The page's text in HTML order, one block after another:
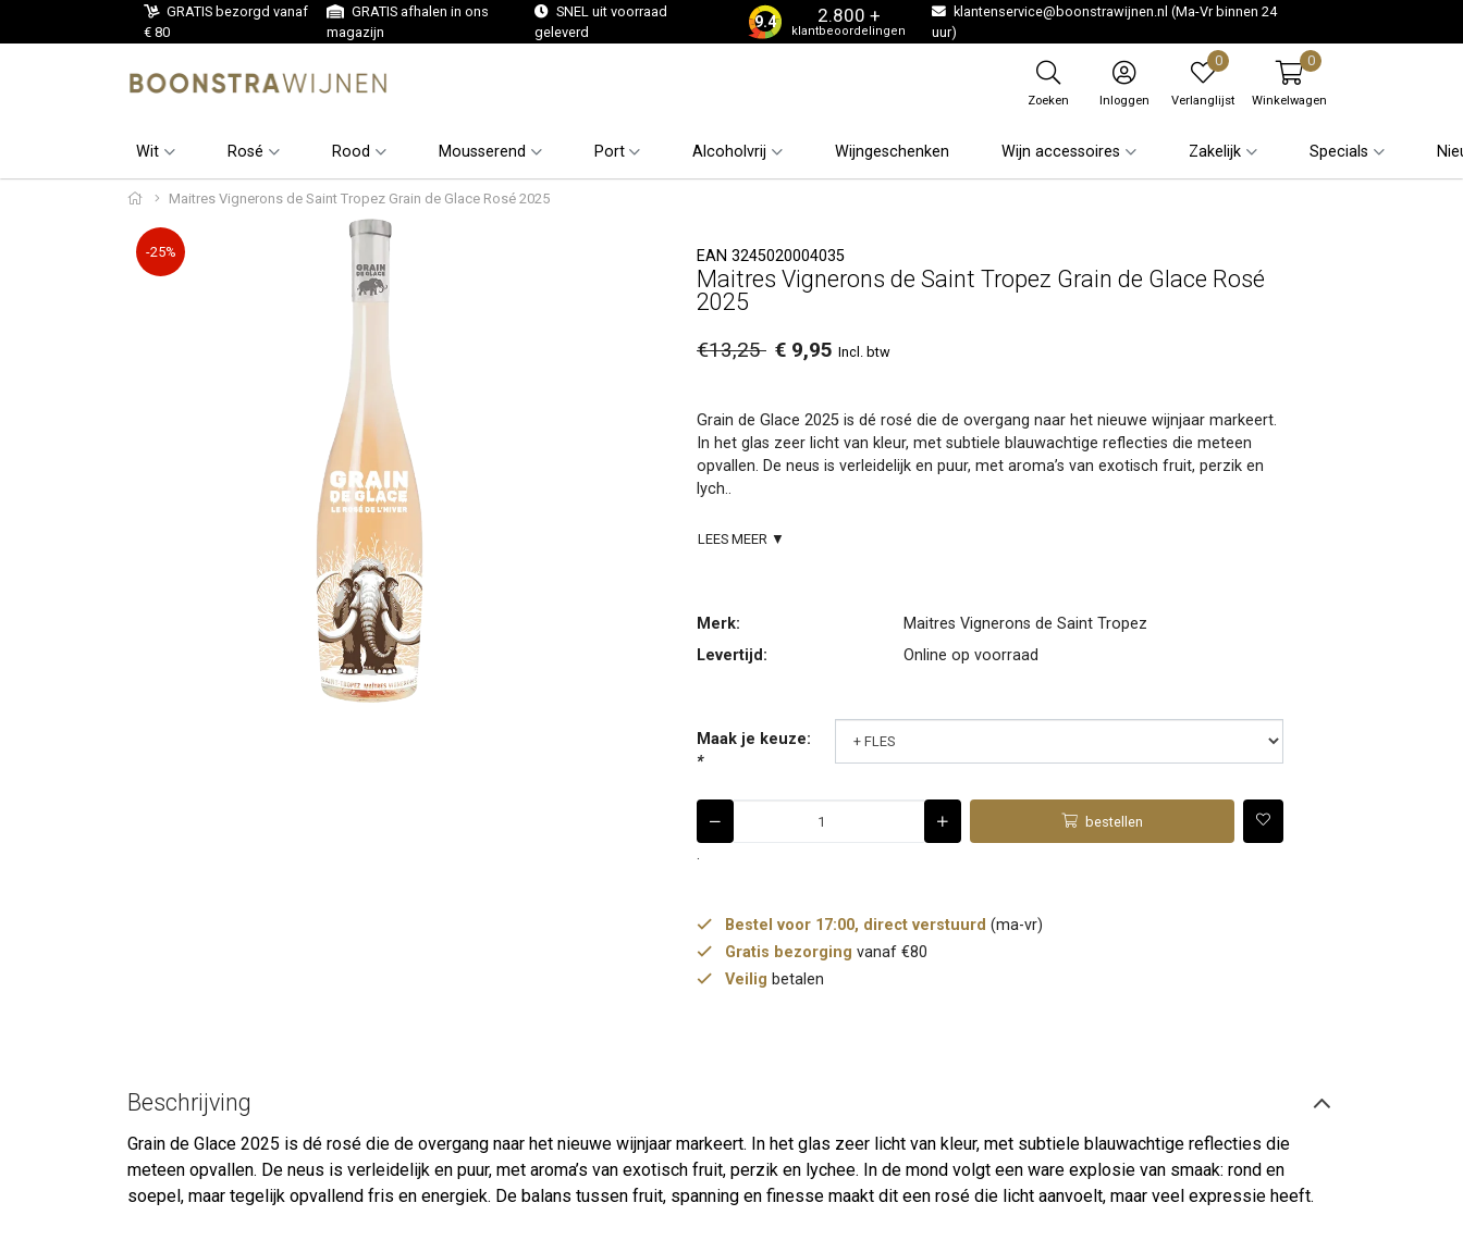
GRATIS bezorgd vanaf
€ 80
GRATIS afhalen in ons
magazijn
SNEL uit voorraad
geleverd
9.4 2.800 +
klantbeoordelingen
klantenservice@boonstrawijnen.nl (Ma-Vr binnen 24
uur)
Zoeken Inloggen
0
Verlanglijst
0
Winkelwagen
Wit Rosé Rood Mousserend Port Alcoholvrij Wijngeschenken Wijn accessoires Zakelijk Specials
Maitres Vignerons de Saint Tropez Grain de Glace Rosé 2025
-25% EAN 3245020004035
Maitres Vignerons de Saint Tropez Grain de Glace Rosé
2025
€13,25 € 9,95 Incl. btw
Grain de Glace 2025 is dé rosé die de overgang naar het nieuwe wijnjaar markeert.
In het glas zeer licht van kleur, met subtiele blauwachtige reflecties die meteen
opvallen. De neus is verleidelijk en puur, met aroma’s van exotisch fruit, perzik en
lych..
LEES MEER ▼
Merk:
Maitres Vignerons de Saint Tropez
Levertijd:
Online op voorraad
Maak je keuze:
*
bestellen
.
Bestel voor 17:00, direct verstuurd (ma-vr)
Gratis bezorging vanaf €80
Veilig betalen
Beschrijving
Grain de Glace 2025 is dé rosé die de overgang naar het nieuwe wijnjaar markeert. In het glas zeer licht van kleur, met subtiele blauwachtige reflecties die
meteen opvallen. De neus is verleidelijk en puur, met aroma’s van exotisch fruit, perzik en lychee. In de mond volgt een ware explosie van smaak: rond en
soepel, maar tegelijk opvallend fris en energiek. De balans tussen fruit, spanning en finesse maakt dit een rosé die licht aanvoelt, maar veel expressie heeft.